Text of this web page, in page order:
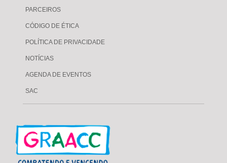
PARCEIROS
CÓDIGO DE ÉTICA
POLÍTICA DE PRIVACIDADE
NOTÍCIAS
AGENDA DE EVENTOS
SAC